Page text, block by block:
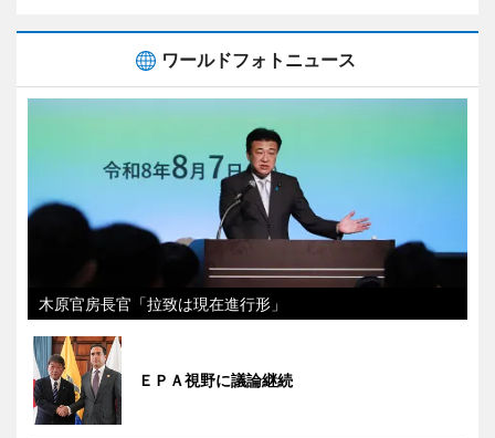
ワールドフォトニュース
木原官房長官「拉致は現在進行形」
ＥＰＡ視野に議論継続